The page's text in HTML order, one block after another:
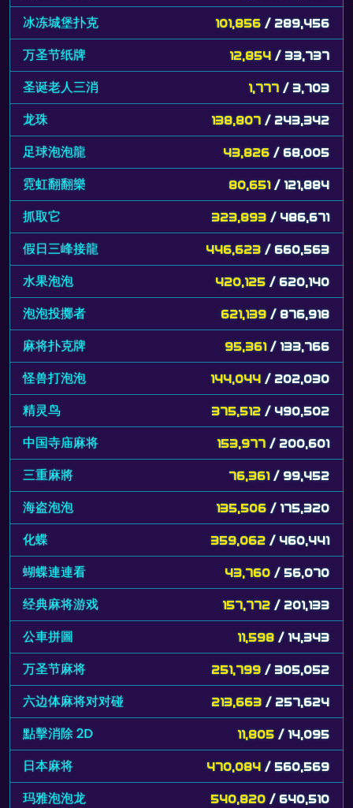
冰冻城堡扑克 101,856 / 289,456
万圣节纸牌 12,854 / 33,737
圣诞老人三消 1,777 / 3,703
龙珠 138,807 / 243,342
足球泡泡龍 43,826 / 68,005
霓虹翻翻樂 80,651 / 121,884
抓取它 323,893 / 486,671
假日三峰接龍 446,623 / 660,563
水果泡泡 420,125 / 620,140
泡泡投擲者 621,139 / 876,918
麻将扑克牌 95,361 / 133,766
怪兽打泡泡 144,044 / 202,030
精灵鸟 375,512 / 490,502
中国寺庙麻将 153,977 / 200,601
三重麻將 76,361 / 99,452
海盗泡泡 135,506 / 175,320
化蝶 359,062 / 460,441
蝴蝶連連看 43,760 / 56,070
经典麻将游戏 157,772 / 201,133
公車拼圖 11,598 / 14,343
万圣节麻将 251,799 / 305,052
六边体麻将对对碰 213,663 / 257,624
點擊消除 2D 11,805 / 14,095
日本麻将 470,084 / 560,569
玛雅泡泡龙 540,820 / 640,510